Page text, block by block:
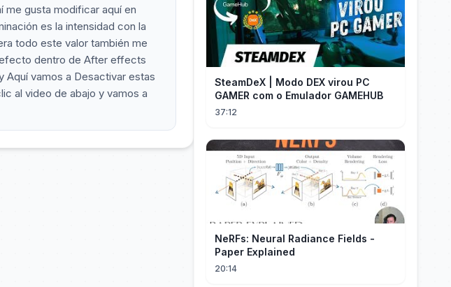
gusta modificar aquí en
es la intensidad con la
todo este valor también me
dentro de After effects
vamos a Desactivar estas
al video de abajo y vamos a
SteamDeX | Modo DEX virou PC
GAMER com o Emulador GAMEHUB
37:12
NeRFs: Neural Radiance Fields -
Paper Explained
20:14